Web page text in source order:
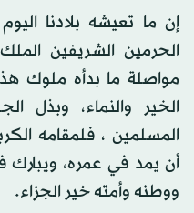
إن ما تعيشه بلادنا
الحرمين الشريفين
مواصلة ما بدأه ملوك
الخير والنماء، وبذل
المسلمين ، فلمقامه
أن يمد في عمره،
ووطنه وأمته خير الجزاء.